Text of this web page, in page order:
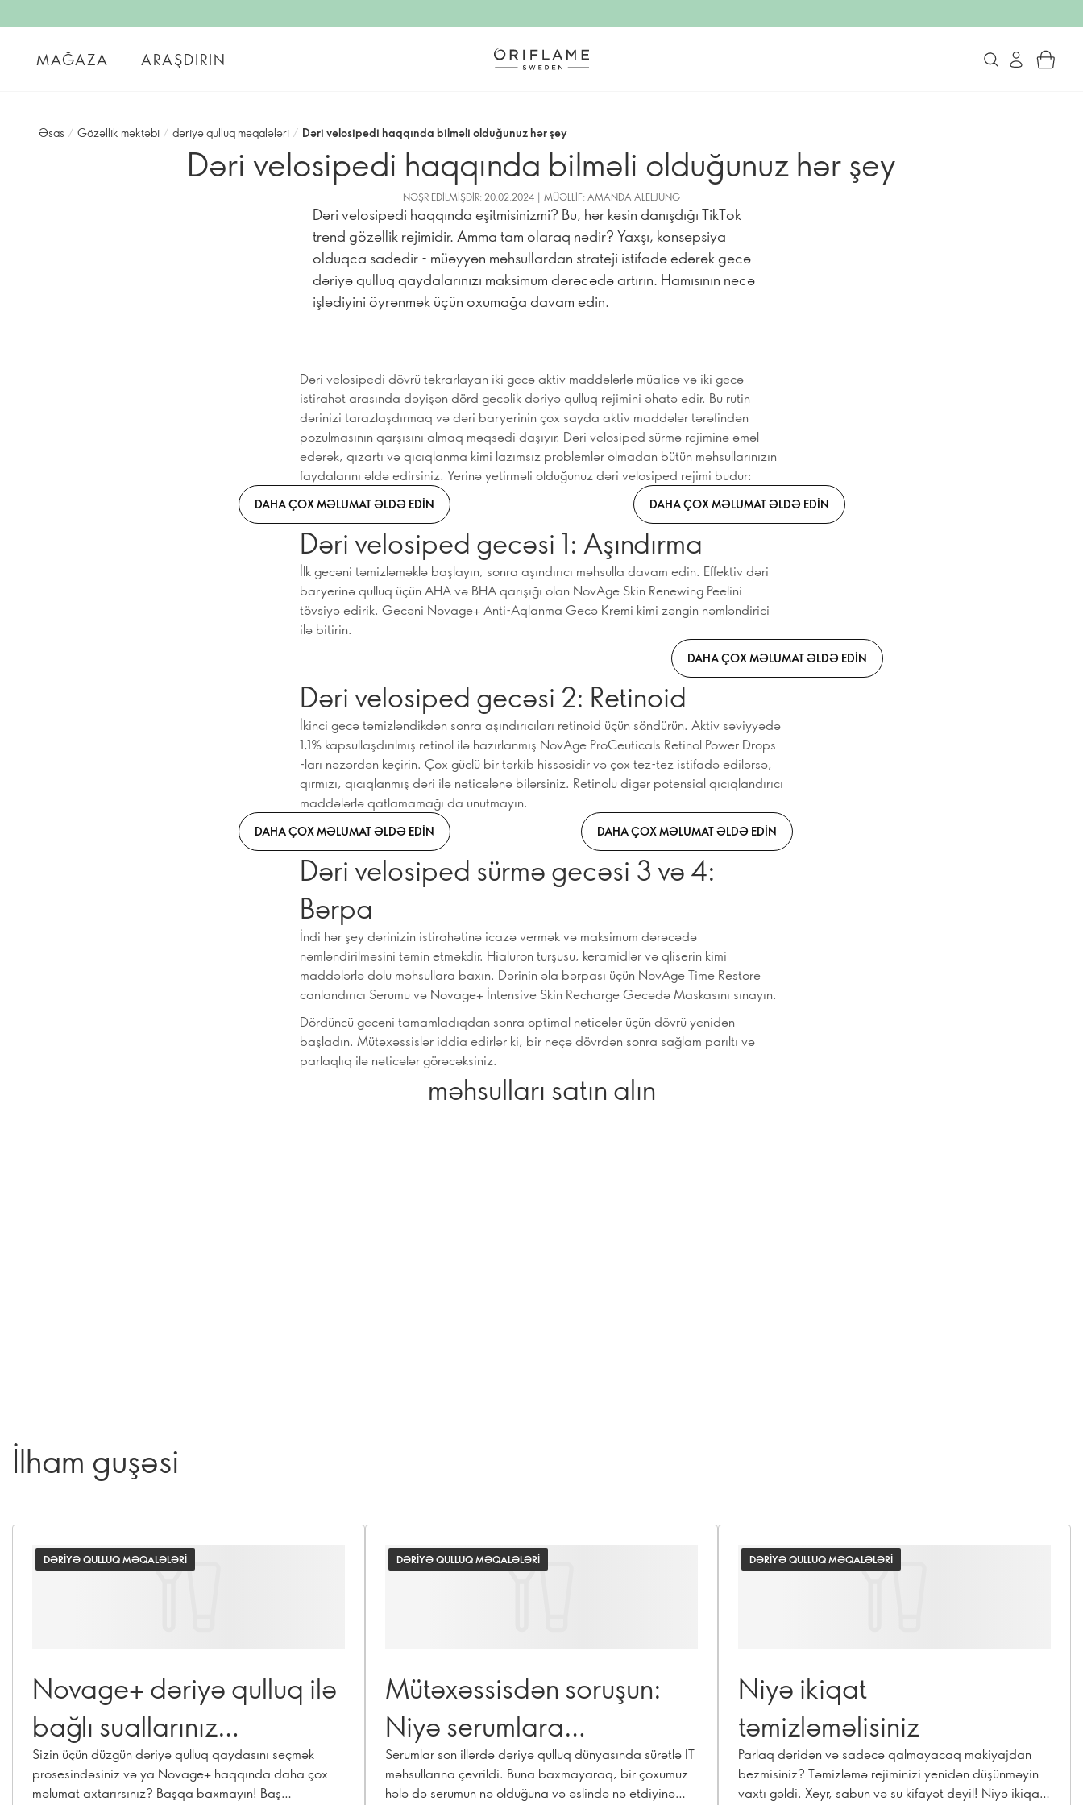
MAĞAZA ARAŞDIRIN
Əsas / Gözəllik məktəbi / dəriyə qulluq məqalələri / Dəri velosipedi haqqında bilməli olduğunuz hər şey
Dəri velosipedi haqqında bilməli olduğunuz hər şey
NƏŞR EDILMIŞDIR: 20.02.2024 | MÜƏLLIF: AMANDA ALELJUNG
Dəri velosipedi haqqında eşitmisinizmi? Bu, hər kəsin danışdığı TikTok
trend gözəllik rejimidir. Amma tam olaraq nədir? Yaxşı, konsepsiya
olduqca sadədir - müəyyən məhsullardan strateji istifadə edərək gecə
dəriyə qulluq qaydalarınızı maksimum dərəcədə artırın. Hamısının necə
işlədiyini öyrənmək üçün oxumağa davam edin.
Dəri velosipedi dövrü təkrarlayan iki gecə aktiv maddələrlə müalicə və iki gecə
istirahət arasında dəyişən dörd gecəlik dəriyə qulluq rejimini əhatə edir. Bu rutin
dərinizi tarazlaşdırmaq və dəri baryerinin çox sayda aktiv maddələr tərəfindən
pozulmasının qarşısını almaq məqsədi daşıyır. Dəri velosiped sürmə rejiminə əməl
edərək, qızartı və qıcıqlanma kimi lazımsız problemlər olmadan bütün məhsullarınızın
faydalarını əldə edirsiniz. Yerinə yetirməli olduğunuz dəri velosiped rejimi budur:
DAHA ÇOX MƏLUMAT ƏLDƏ EDIN DAHA ÇOX MƏLUMAT ƏLDƏ EDIN
Dəri velosiped gecəsi 1: Aşındırma
İlk gecəni təmizləməklə başlayın, sonra aşındırıcı məhsulla davam edin. Effektiv dəri
baryerinə qulluq üçün AHA və BHA qarışığı olan NovAge Skin Renewing Peelini
tövsiyə edirik. Gecəni Novage+ Anti-Aqlanma Gecə Kremi kimi zəngin nəmləndirici
ilə bitirin.
DAHA ÇOX MƏLUMAT ƏLDƏ EDIN
Dəri velosiped gecəsi 2: Retinoid
İkinci gecə təmizləndikdən sonra aşındırıcıları retinoid üçün söndürün. Aktiv səviyyədə
1,1% kapsullaşdırılmış retinol ilə hazırlanmış NovAge ProCeuticals Retinol Power Drops
-ları nəzərdən keçirin. Çox güclü bir tərkib hissəsidir və çox tez-tez istifadə edilərsə,
qırmızı, qıcıqlanmış dəri ilə nəticələnə bilərsiniz. Retinolu digər potensial qıcıqlandırıcı
maddələrlə qatlamamağı da unutmayın.
DAHA ÇOX MƏLUMAT ƏLDƏ EDIN DAHA ÇOX MƏLUMAT ƏLDƏ EDIN
Dəri velosiped sürmə gecəsi 3 və 4:
Bərpa
İndi hər şey dərinizin istirahətinə icazə vermək və maksimum dərəcədə
nəmləndirilməsini təmin etməkdir. Hialuron turşusu, keramidlər və qliserin kimi
maddələrlə dolu məhsullara baxın. Dərinin əla bərpası üçün NovAge Time Restore
canlandırıcı Serumu və Novage+ İntensive Skin Recharge Gecədə Maskasını sınayın.
Dördüncü gecəni tamamladıqdan sonra optimal nəticələr üçün dövrü yenidən
başladın. Mütəxəssislər iddia edirlər ki, bir neçə dövrdən sonra sağlam parıltı və
parlaqlıq ilə nəticələr görəcəksiniz.
məhsulları satın alın
İlham guşəsi
DƏRIYƏ QULLUQ MƏQALƏLƏRI
Novage+ dəriyə qulluq ilə
bağlı suallarınız
cavablandırıldı
Sizin üçün düzgün dəriyə qulluq qaydasını seçmək
prosesindəsiniz və ya Novage+ haqqında daha çox
məlumat axtarırsınız? Başqa baxmayın! Baş
DƏRIYƏ QULLUQ MƏQALƏLƏRI
Mütəxəssisdən soruşun:
Niyə serumlara
ehtiyacımız var?
Serumlar son illərdə dəriyə qulluq dünyasında sürətlə IT
məhsullarına çevrildi. Buna baxmayaraq, bir çoxumuz
hələ də serumun nə olduğuna və əslində nə etdiyinə
DƏRIYƏ QULLUQ MƏQALƏLƏRI
Niyə ikiqat
təmizləməlisiniz
Parlaq dəridən və sadəcə qalmayacaq makiyajdan
bezmisiniz? Təmizləmə rejiminizi yenidən düşünməyin
vaxtı gəldi. Xeyr, sabun və su kifayət deyil! Niyə ikiqat